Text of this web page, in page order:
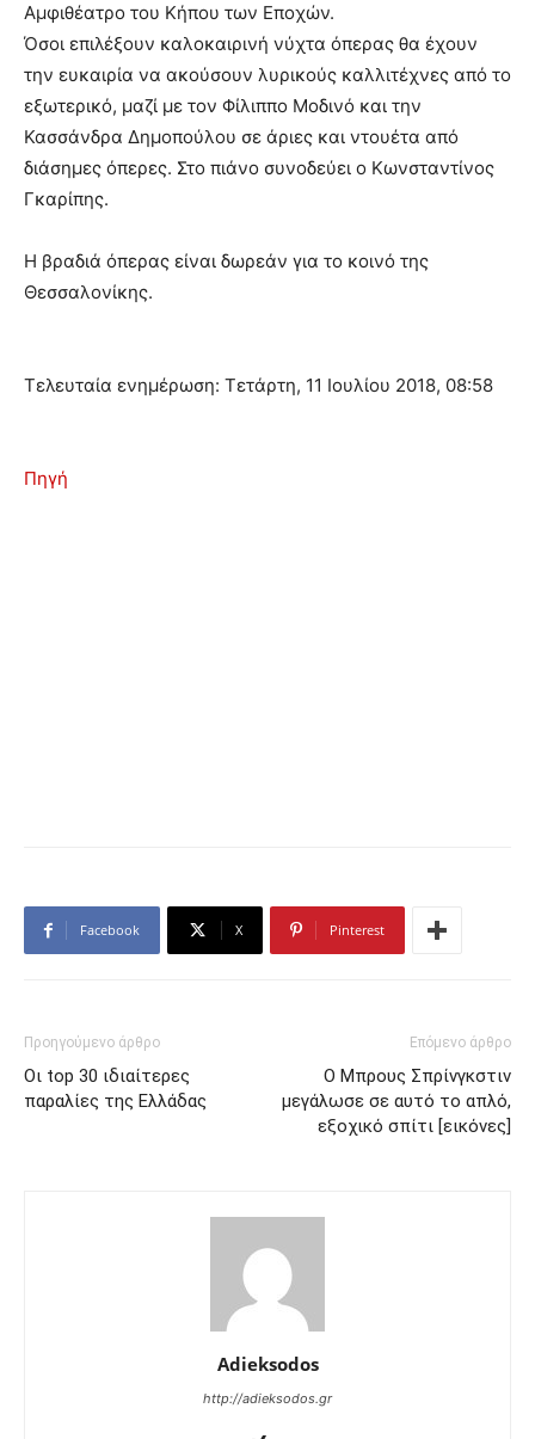
Αμφιθέατρο του Κήπου των Εποχών.
Όσοι επιλέξουν καλοκαιρινή νύχτα όπερας θα έχουν
την ευκαιρία να ακούσουν λυρικούς καλλιτέχνες από το
εξωτερικό, μαζί με τον Φίλιππο Μοδινό και την
Κασσάνδρα Δημοπούλου σε άριες και ντουέτα από
διάσημες όπερες. Στο πιάνο συνοδεύει ο Κωνσταντίνος
Γκαρίπης.
Η βραδιά όπερας είναι δωρεάν για το κοινό της
Θεσσαλονίκης.
Τελευταία ενημέρωση: Τετάρτη, 11 Ιουλίου 2018, 08:58
Πηγή
Facebook X Pinterest
Προηγούμενο άρθρο
Οι top 30 ιδιαίτερες
παραλίες της Ελλάδας
Επόμενο άρθρο
Ο Μπρους Σπρίνγκστιν
μεγάλωσε σε αυτό το απλό,
εξοχικό σπίτι [εικόνες]
Adieksodos
http://adieksodos.gr